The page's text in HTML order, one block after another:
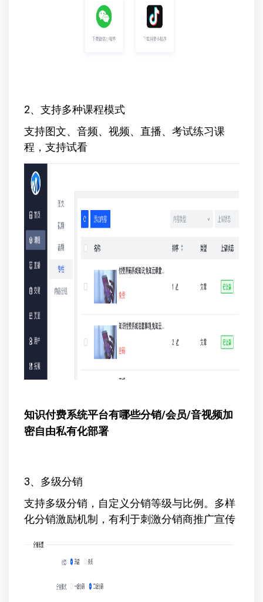
2、支持多种课程模式
支持图文、音频、视频、直播、考试练习课
程，支持试看
知识付费系统平台有哪些分销/会员/音视频加
密自由私有化部署
3、多级分销
支持多级分销，自定义分销等级与比例。多样
化分销激励机制，有利于刺激分销商推广宣传